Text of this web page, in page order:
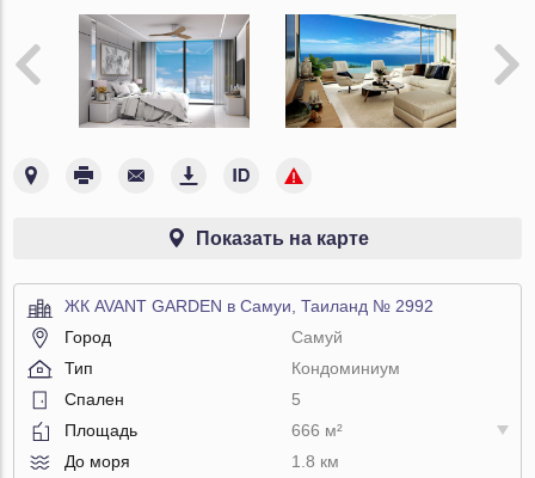
Показать на карте
ЖК AVANT GARDEN в Самуи, Таиланд № 2992
Город
Самуй
Тип
Кондоминиум
Спален
5
Площадь
666 м²
До моря
1.8 км